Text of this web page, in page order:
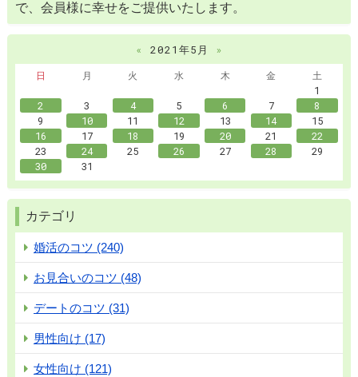
で、会員様に幸せをご提供いたします。
« 2021年5月
»
日
月 火 水 木 金
土
1
2
3 4 5 6 7
8
9
10 11 12 13 14
15
16
17 18 19 20 21
22
23
24 25 26 27 28
29
30
31
カテゴリ
婚活のコツ (240)
お見合いのコツ (48)
デートのコツ (31)
男性向け (17)
女性向け (121)